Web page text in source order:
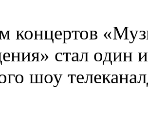
концертов
стал один
шоу